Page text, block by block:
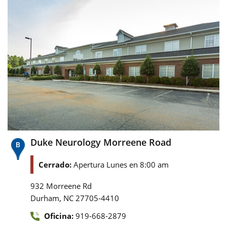
Duke Neurology Morreene Road
Cerrado: Apertura Lunes en 8:00 am
932 Morreene Rd
Durham, NC 27705-4410
Oficina: 919-668-2879